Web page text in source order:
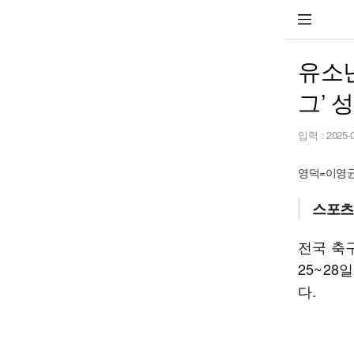
유소
그’
입력 : 2025-
영덕=이영
스포
전국 축
25~28
다.